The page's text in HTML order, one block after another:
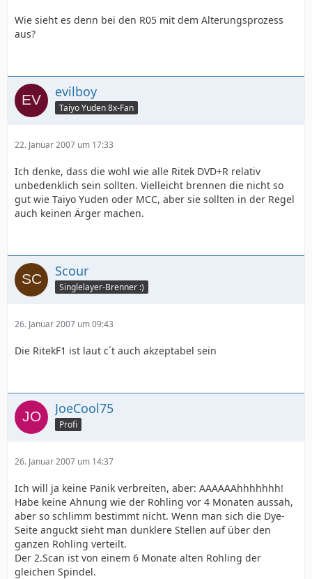
Wie sieht es denn bei den R05 mit dem Alterungsprozess
aus?
evilboy
Taiyo Yuden 8x-Fan
22. Januar 2007 um 17:33
Ich denke, dass die wohl wie alle Ritek DVD+R relativ
unbedenklich sein sollten. Vielleicht brennen die nicht so
gut wie Taiyo Yuden oder MCC, aber sie sollten in der Regel
auch keinen Ärger machen.
Scour
Singlelayer-Brenner :)
26. Januar 2007 um 09:43
Die RitekF1 ist laut c´t auch akzeptabel sein
JoeCool75
Profi
26. Januar 2007 um 14:37
Ich will ja keine Panik verbreiten, aber: AAAAAAhhhhhhh!
Habe keine Ahnung wie der Rohling vor 4 Monaten aussah,
aber so schlimm bestimmt nicht. Wenn man sich die Dye-
Seite anguckt sieht man dunklere Stellen auf über den
ganzen Rohling verteilt.
Der 2.Scan ist von einem 6 Monate alten Rohling der
gleichen Spindel.